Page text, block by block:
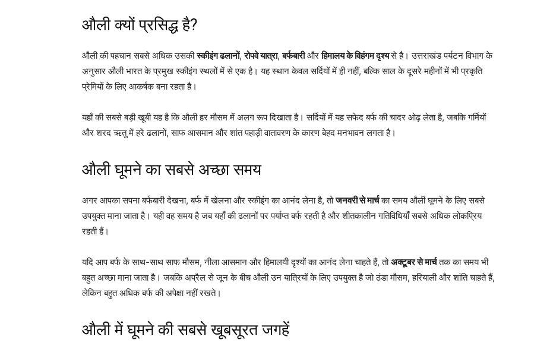
औली क्यों प्रसिद्ध है?
औली की पहचान सबसे अधिक उसकीस्कीइंग ढलानों,रोपवे यात्रा,बर्फबारीऔरहिमालय के विहंगम दृश्यसे है। उत्तराखंड पर्यटन विभाग के
अनुसार औली भारत के प्रमुख स्कीइंग स्थलों में से एक है। यह स्थान केवल सर्दियों में ही नहीं, बल्कि साल के दूसरे महीनों में भी प्रकृति
प्रेमियों के लिए आकर्षक बना रहता है।
यहाँ की सबसे बड़ी खूबी यह है कि औली हर मौसम में अलग रूप दिखाता है। सर्दियों में यह सफेद बर्फ की चादर ओढ़ लेता है, जबकि गर्मियों
और शरद ऋतु में हरे ढलानों, साफ आसमान और शांत पहाड़ी वातावरण के कारण बेहद मनभावन लगता है।
औली घूमने का सबसे अच्छा समय
अगर आपका सपना बर्फबारी देखना, बर्फ में खेलना और स्कीइंग का आनंद लेना है, तोजनवरी से मार्चका समय औली घूमने के लिए सबसे
उपयुक्त माना जाता है। यही वह समय है जब यहाँ की ढलानों पर पर्याप्त बर्फ रहती है और शीतकालीन गतिविधियाँ सबसे अधिक लोकप्रिय
रहती हैं।
यदि आप बर्फ के साथ-साथ साफ मौसम, नीला आसमान और हिमालयी दृश्यों का आनंद लेना चाहते हैं, तोअक्टूबर से मार्चतक का समय भी
बहुत अच्छा माना जाता है। जबकि अप्रैल से जून के बीच औली उन यात्रियों के लिए उपयुक्त है जो ठंडा मौसम, हरियाली और शांति चाहते हैं,
लेकिन बहुत अधिक बर्फ की अपेक्षा नहीं रखते।
औली में घूमने की सबसे खूबसूरत जगहें